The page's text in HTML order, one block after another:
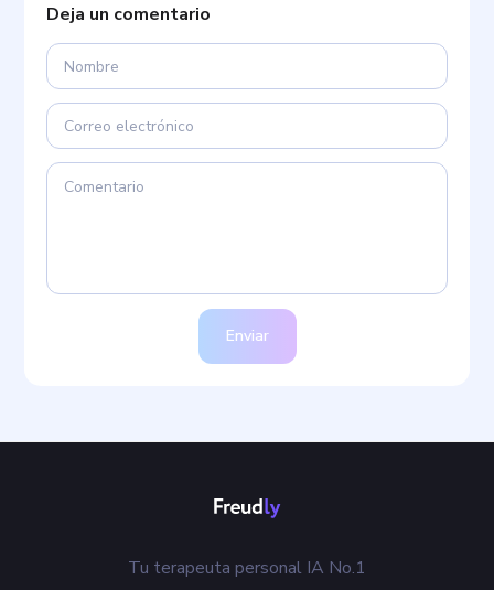
Deja un comentario
Enviar
Tu terapeuta personal IA No.1